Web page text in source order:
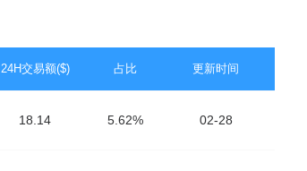
24H交易额($) 占比 更新时间
18.14 5.62% 02-28